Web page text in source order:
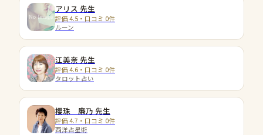
アリス 先生
評価 4.5・口コミ 0件
ルーン
江美奈 先生
評価 4.6・口コミ 0件
タロット占い
櫻珠 廉乃 先生
評価 4.7・口コミ 0件
西洋占星術